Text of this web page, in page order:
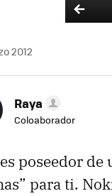
2012
Raya
Coloaborador
poseedor
para ti.